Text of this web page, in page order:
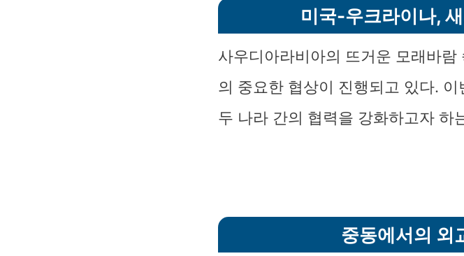
미국-우크라이나,
사우디아라비아의 뜨거운 모래바
의 중요한 협상이 진행되고 있다.
두 나라 간의 협력을 강화하고자 하
중동에서의 외